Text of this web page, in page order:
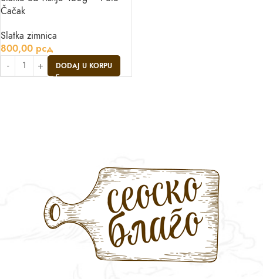
Čačak
Slatka zimnica
800,00 рсд
DODAJ U KORPU